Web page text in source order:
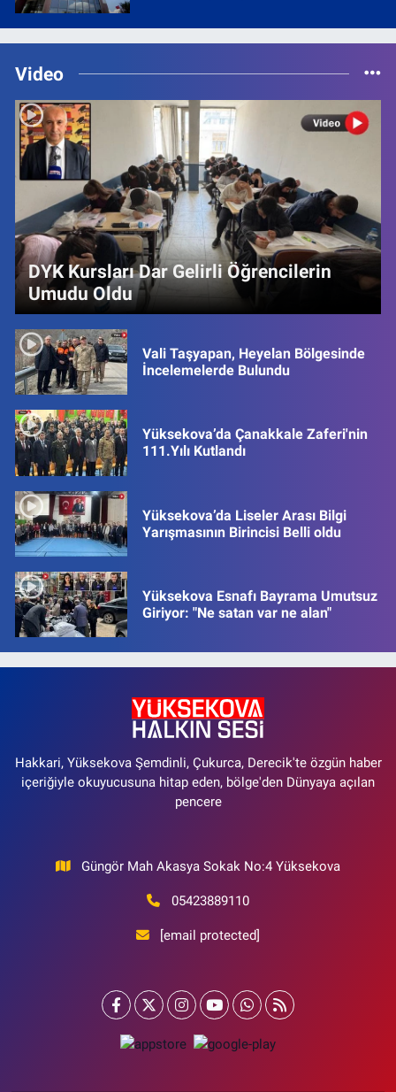
Video
DYK Kursları Dar Gelirli Öğrencilerin
Umudu Oldu
Vali Taşyapan, Heyelan Bölgesinde
İncelemelerde Bulundu
Yüksekova’da Çanakkale Zaferi'nin
111.Yılı Kutlandı
Yüksekova’da Liseler Arası Bilgi
Yarışmasının Birincisi Belli oldu
Yüksekova Esnafı Bayrama Umutsuz
Giriyor: "Ne satan var ne alan"
Hakkari, Yüksekova Şemdinli, Çukurca, Derecik'te özgün haber
içeriğiyle okuyucusuna hitap eden, bölge'den Dünyaya açılan
pencere
Güngör Mah Akasya Sokak No:4 Yüksekova
05423889110
[email protected]